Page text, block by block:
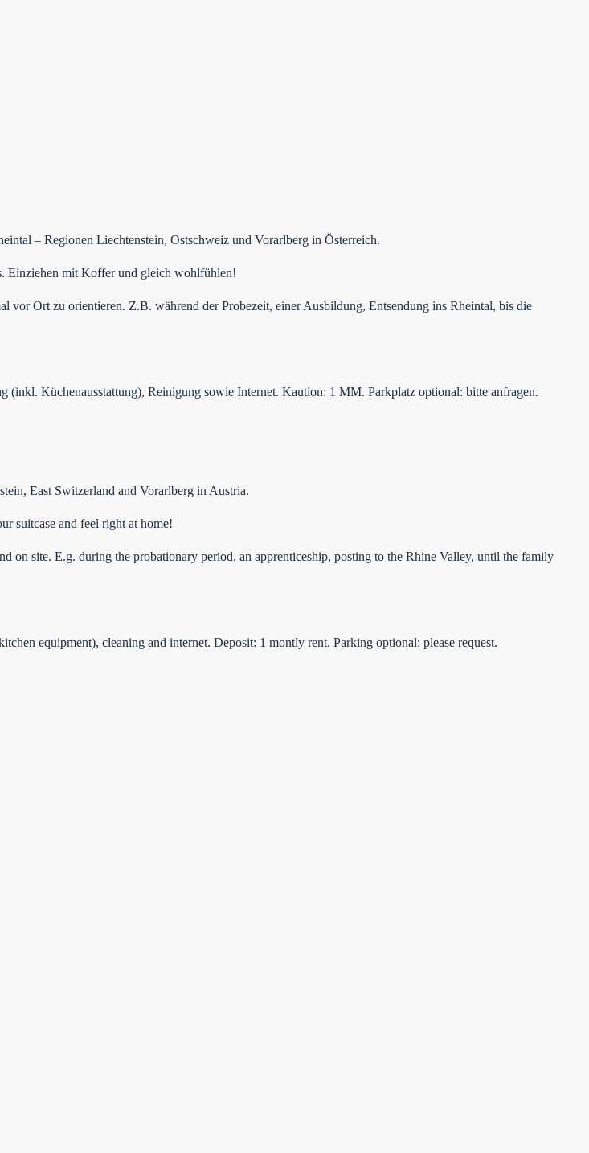
– Regionen Liechtenstein, Ostschweiz und Vorarlberg in Österreich.
Einziehen mit Koffer und gleich wohlfühlen!
vor Ort zu orientieren. Z.B. während der Probezeit, einer Ausbildung, Entsendung ins Rheintal, bis die
(inkl. Küchenausstattung), Reinigung sowie Internet. Kaution: 1 MM. Parkplatz optional: bitte anfragen.
East Switzerland and Vorarlberg in Austria.
suitcase and feel right at home!
on site. E.g. during the probationary period, an apprenticeship, posting to the Rhine Valley, until the family
equipment), cleaning and internet. Deposit: 1 montly rent. Parking optional: please request.